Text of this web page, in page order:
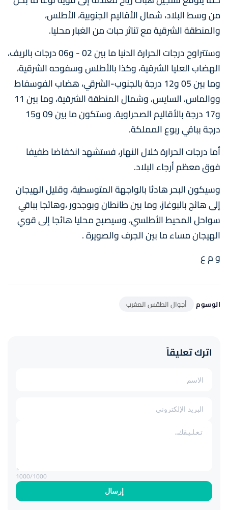
من وسط البلاد، شمال الأقاليم الجنوبية، الأطلس،
والمنطقة الشرقية مع تناثر حبات من الغبار محليا.
وستتراوح درجات الحرارة الدنيا ما بين 02 - و06 درجات بالريف،
الهضاب العليا الشرقية، وكذا بالأطلس وسفوحه الشرقية،
وما بين 05 و12 درجة بالجنوب-الشرقي، هضاب الفوسفاط
ووالماس، السايس، وشمال المنطقة الشرقية، وما بين 11
و17 درجة بالأقاليم الصحراوية. وستكون ما بين 09 و15
درجة بباقي ربوع المملكة.
أما درجات الحرارة خلال النهار، فستشهد انخفاضا طفيفا
فوق معظم أرجاء البلاد.
وسيكون البحر هادئا بالواجهة المتوسطية، وقليل الهيجان
إلى هائج بالبوغاز، وما بين طانطان وبوجدور ،وهائجا بباقي
سواحل المحيط الأطلسي، وسيصبح محليا هائجا إلى قوي
الهيجان مساء ما بين الجرف والصويرة .
و م ع
الوسوم أجوال الطقس المغرب
اترك تعليقاً
إرسال
1000/1000